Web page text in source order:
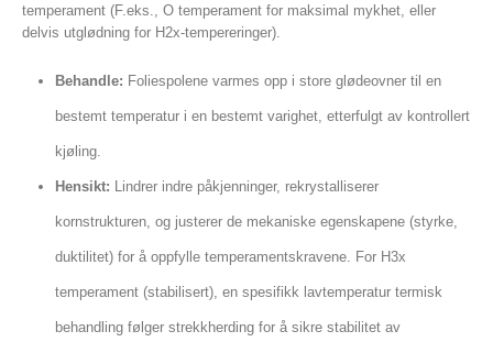
temperament (F.eks., O temperament for maksimal mykhet, eller
delvis utglødning for H2x-tempereringer).
Behandle: Foliespolene varmes opp i store glødeovner til en
bestemt temperatur i en bestemt varighet, etterfulgt av kontrollert
kjøling.
Hensikt: Lindrer indre påkjenninger, rekrystalliserer
kornstrukturen, og justerer de mekaniske egenskapene (styrke,
duktilitet) for å oppfylle temperamentskravene. For H3x
temperament (stabilisert), en spesifikk lavtemperatur termisk
behandling følger strekkherding for å sikre stabilitet av